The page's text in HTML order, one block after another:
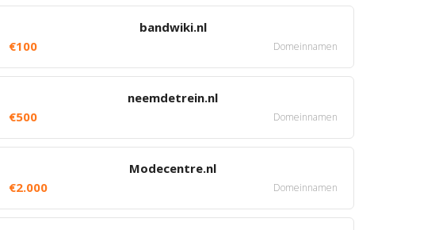
bandwiki.nl
€100
Domeinnamen
neemdetrein.nl
€500
Domeinnamen
Modecentre.nl
€2.000
Domeinnamen